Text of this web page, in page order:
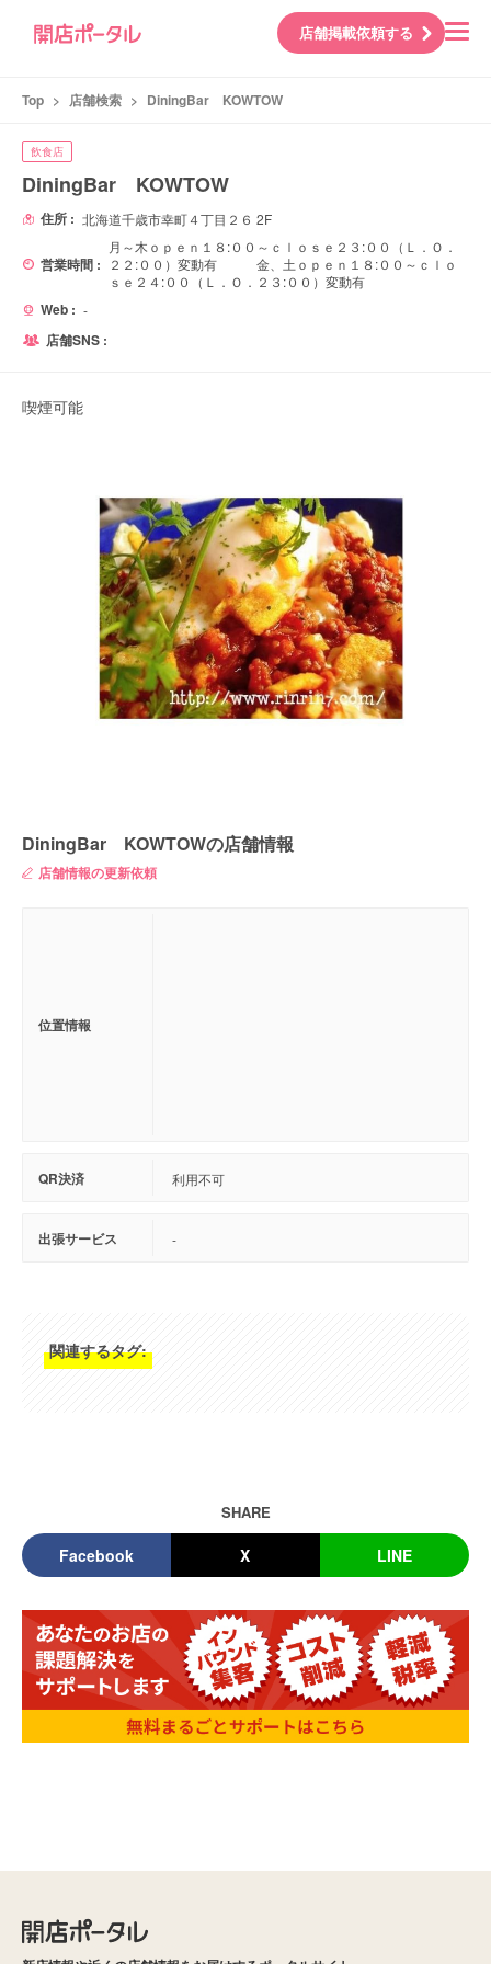
店舗掲載依頼する
Top > 店舗検索 > DiningBar KOWTOW
飲食店
DiningBar KOWTOW
住所 : 北海道千歳市幸町４丁目２６ 2F
営業時間 :
月～木ｏｐｅｎ１８:００～ｃｌｏｓｅ２３:００（Ｌ．Ｏ．
２２:００）変動有 金、土ｏｐｅｎ１８:００～ｃｌｏ
ｓｅ２４:００（Ｌ．Ｏ．２３:００）変動有
Web : -
店舗SNS :
喫煙可能
DiningBar KOWTOWの店舗情報
店舗情報の更新依頼
位置情報
QR決済 利用不可
出張サービス -
関連するタグ:
SHARE
Facebook X LINE